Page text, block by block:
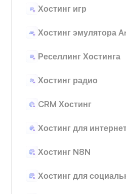
Хостинг игр
Хостинг эмулятора
Реселлинг Хостинга
Хостинг радио
CRM Хостинг
Хостинг для
Хостинг N8N
Хостинг для